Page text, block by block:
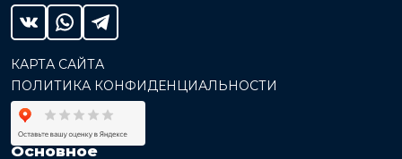
КАРТА САЙТА
ПОЛИТИКА КОНФИДЕНЦИАЛЬНОСТИ
Основное